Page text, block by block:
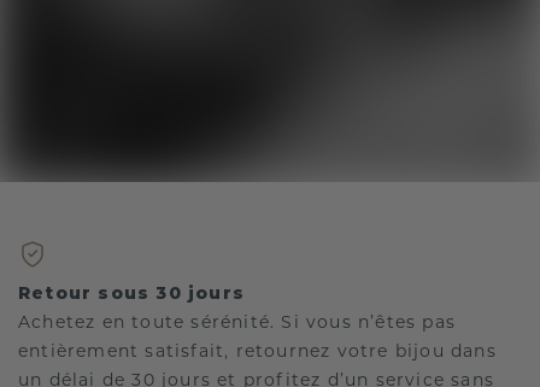
Retour sous 30 jours
Achetez en toute sérénité. Si vous n’êtes pas
entièrement satisfait, retournez votre bijou dans
un délai de 30 jours et profitez d’un service sans